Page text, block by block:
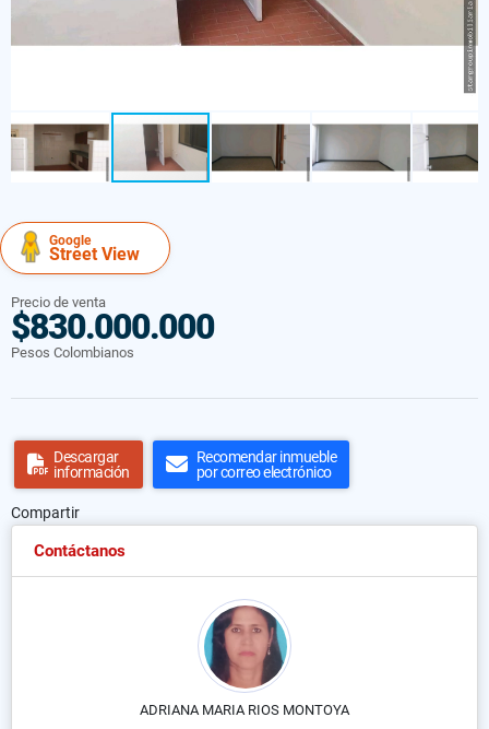
Google
Street View
Precio de venta
$830.000.000
Pesos Colombianos
Descargar
información
Recomendar inmueble
por correo electrónico
Compartir
Contáctanos
ADRIANA MARIA RIOS MONTOYA